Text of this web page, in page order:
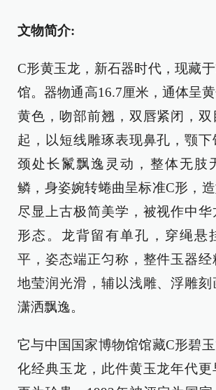
文物简介:
C形黄玉龙，新石器时代，现藏
馆。器物通高16.7厘米，通体呈
黄色，吻部前翘，双唇紧闭，
起，以短线雕琢表现鼻孔，颚下
颈处长鬣飘逸灵动，整体无肢
鳞，身姿婉转蜷曲呈标准C形，造
尽显上古极简美学，被视作中
形态。龙背留有单孔，穿绳悬
平，姿态端正匀称，整件玉器
地莹润光滑，辅以浅雕、浮雕
潇洒飘逸。
它与中国国家博物馆馆藏C形碧
化经典玉龙，此件黄玉龙年代